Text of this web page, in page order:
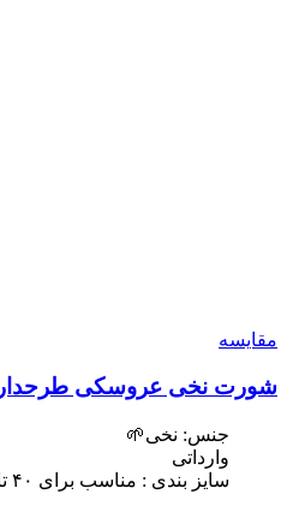
مقایسه
شورت نخی عروسکی طرحدار MD
جنس: نخی🌱
وارداتی
سایز بندی : مناسب برای ۴٠ تا ۴۴